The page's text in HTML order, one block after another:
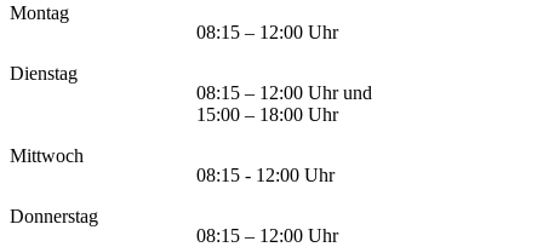
Montag
08:15 – 12:00 Uhr
Dienstag
08:15 – 12:00 Uhr und
15:00 – 18:00 Uhr
Mittwoch
08:15 - 12:00 Uhr
Donnerstag
08:15 – 12:00 Uhr